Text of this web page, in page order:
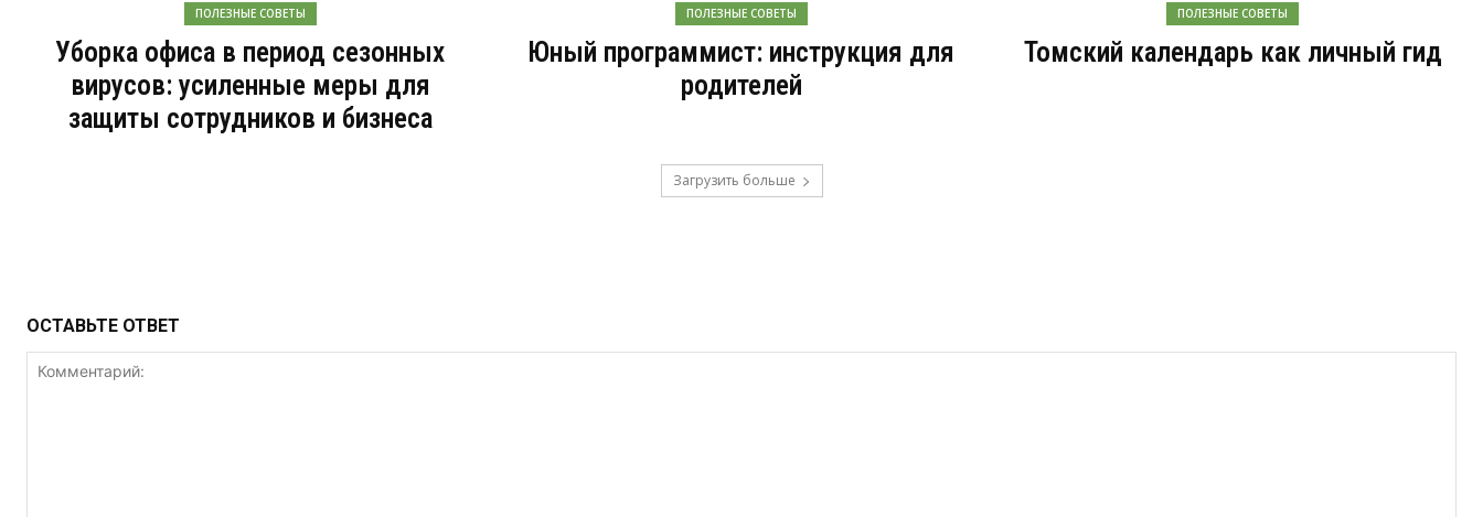
ПОЛЕЗНЫЕ СОВЕТЫ
Уборка офиса в период сезонных
вирусов: усиленные меры для
защиты сотрудников и бизнеса
ПОЛЕЗНЫЕ СОВЕТЫ
Юный программист: инструкция для
родителей
ПОЛЕЗНЫЕ СОВЕТЫ
Томский календарь как личный гид
Загрузить больше
ОСТАВЬТЕ ОТВЕТ